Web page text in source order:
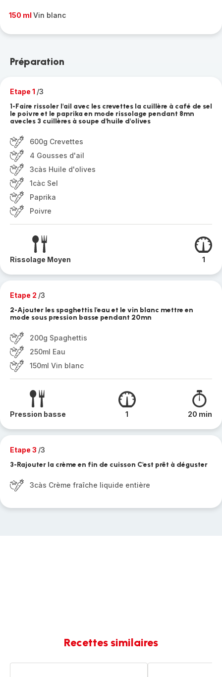
150 ml Vin blanc
Préparation
Etape 1 /3
1-Faire rissoler l'ail avec les crevettes la cuillère à café de sel
le poivre et le paprika en mode rissolage pendant 8mn
avecles 3 cuillères à soupe d'huile d'olives
600g Crevettes
4 Gousses d'ail
3càs Huile d'olives
1càc Sel
Paprika
Poivre
Rissolage Moyen 1
Etape 2 /3
2-Ajouter les spaghettis l'eau et le vin blanc mettre en
mode sous pression basse pendant 20mn
200g Spaghettis
250ml Eau
150ml Vin blanc
Pression basse 1 20 min
Etape 3 /3
3-Rajouter la crème en fin de cuisson C'est prêt à déguster
3càs Crème fraîche liquide entière
Recettes similaires